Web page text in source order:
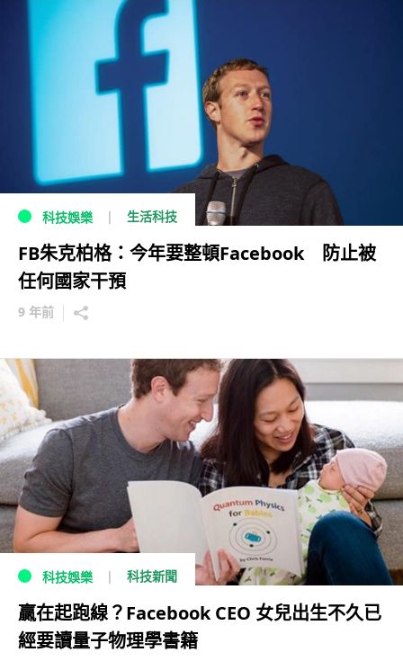
科技娛樂 生活科技
FB朱克柏格：今年要整頓Facebook 防止被
任何國家干預
9 年前
科技娛樂 科技新聞
贏在起跑線？Facebook CEO 女兒出生不久已
經要讀量子物理學書籍